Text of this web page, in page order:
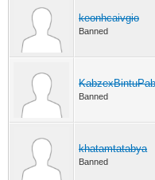
keonhcaivgio
Banned
Banned
khatamtatabya
Banned